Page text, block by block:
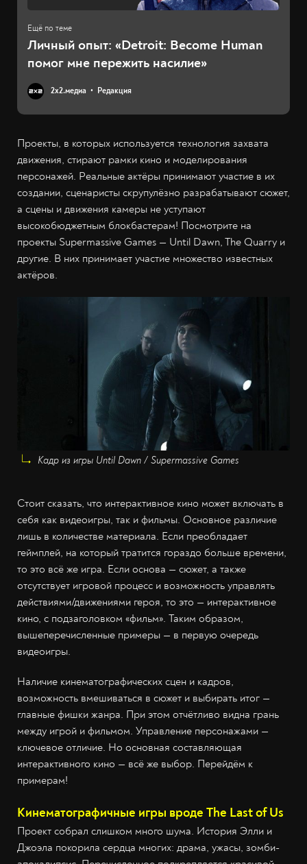
Личный опыт: «Detroit: Become Human
помог мне пережить насилие»
2х2.медиа Редакция
Проекты, в которых используется технология захвата
движения, стирают рамки кино и моделирования
персонажей. Реальные актёры принимают участие в их
создании, сценаристы скрупулёзно разрабатывают сюжет,
а сцены и движения камеры не уступают
высокобюджетным блокбастерам! Посмотрите на
проекты Supermassive Games — Until Dawn, The Quarry и
другие. В них принимает участие множество известных
актёров.
Кадр из игры Until Dawn / Supermassive Games
Стоит сказать, что интерактивное кино может включать в
себя как видеоигры, так и фильмы. Основное различие
лишь в количестве материала. Если преобладает
геймплей, на который тратится гораздо больше времени,
то это всё же игра. Если основа — сюжет, а также
отсутствует игровой процесс и возможность управлять
действиями/движениями героя, то это — интерактивное
кино, с подзаголовком «фильм». Таким образом,
вышеперечисленные примеры — в первую очередь
видеоигры.
Наличие кинематографических сцен и кадров,
возможность вмешиваться в сюжет и выбирать итог —
главные фишки жанра. При этом отчётливо видна грань
между игрой и фильмом. Управление персонажами —
ключевое отличие. Но основная составляющая
интерактивного кино — всё же выбор. Перейдём к
примерам!
Кинематографичные игры вроде The Last of Us
Проект собрал слишком много шума. История Элли и
Джоэла покорила сердца многих: драма, ужасы, зомби-